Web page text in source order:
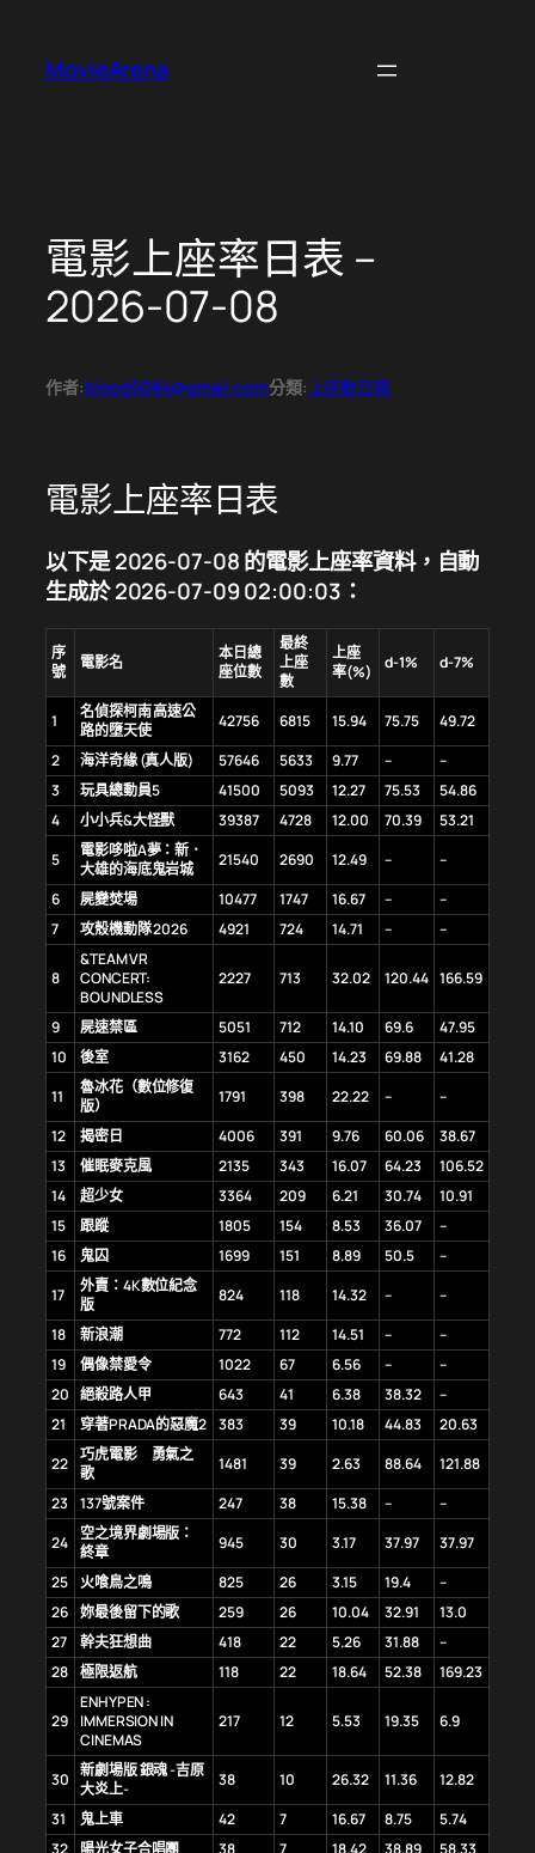
MovieArena
電影上座率日表 –
2026-07-08
作者:blood5084@gmail.com分類: 上座數日報
電影上座率日表
以下是 2026-07-08 的電影上座率資料，自動
生成於 2026-07-09 02:00:03：
序
號
電影名
本日總
座位數
最終
上座
數
上座
率(%)
d-1% d-7%
1
名偵探柯南 高速公
路的墮天使
42756 6815 15.94 75.75
49.72
2
海洋奇緣 (真人版) 57646 5633 9.77 –
–
3
玩具總動員5 41500 5093 12.27 75.53
54.86
4
小小兵&大怪獸 39387 4728 12.00 70.39
53.21
5
電影哆啦A夢：新．
大雄的海底鬼岩城
21540 2690 12.49 –
–
6
屍變焚場 10477 1747 16.67 –
–
7
攻殼機動隊 2026 4921 724 14.71 – –
8
&TEAM VR
CONCERT:
BOUNDLESS
2227 713 32.02 120.44 166.59
9 屍速禁區 5051 712 14.10 69.6
47.95
10
後室 3162 450 14.23 69.88
41.28
11
魯冰花（數位修復
版）
1791 398 22.22 –
–
12
揭密日 4006 391 9.76 60.06
38.67
13
催眠麥克風 2135 343 16.07 64.23
106.52
14
超少女 3364 209 6.21 30.74
10.91
15
跟蹤 1805 154 8.53 36.07
–
16
鬼囚 1699 151 8.89 50.5
–
17
外賣：4K數位紀念
版
824 118 14.32 –
–
18
新浪潮 772 112 14.51 –
–
19
偶像禁愛令 1022 67 6.56 –
–
20 絕殺路人甲 643 41 6.38 38.32
–
21
穿著PRADA的惡魔2 383 39 10.18 44.83
20.63
22 巧虎電影 勇氣之
歌
1481 39 2.63 88.64
121.88
23 137號案件 247 38 15.38 –
–
24
空之境界劇場版：
終章
945 30 3.17 37.97
37.97
25 火喰鳥之鳴 825 26 3.15 19.4
–
26 妳最後留下的歌 259 26 10.04 32.91
13.0
27
幹夫狂想曲 418 22 5.26 31.88
–
28 極限返航 118 22 18.64 52.38 169.23
29
ENHYPEN :
IMMERSION IN
CINEMAS
217 12 5.53 19.35 6.9
30 新劇場版 銀魂 -吉原
大炎上-
38 10 26.32 11.36
12.82
31
鬼上車 42 7 16.67 8.75
5.74